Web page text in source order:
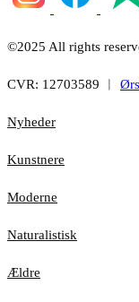
©2025 All rights
CVR: 12703589 ︱
Nyheder
Kunstnere
Moderne
Naturalistisk
Ældre